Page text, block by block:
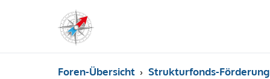
Foren-Übersicht Strukturfonds-